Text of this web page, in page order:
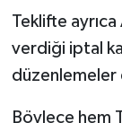
Teklifte
verdiği iptal
düzenlemeler
Böylece hem